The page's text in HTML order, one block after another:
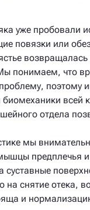
уже пробовали
повязки или
понимаем, что
поэтому
всей
отдела
мы
предплечья и
суставные
на снятие отека,
и